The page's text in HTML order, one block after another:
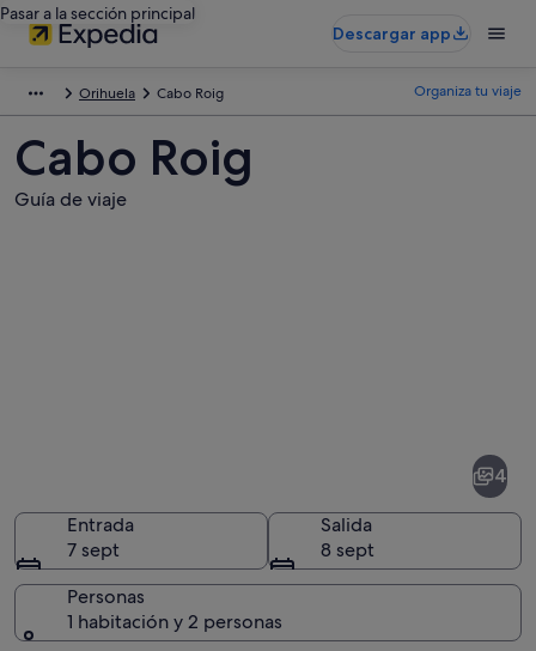
Pasar a la sección principal
Descargar app
Orihuela Cabo Roig Organiza tu viaje
Cabo Roig
Guía de viaje
4
Entrada
7 sept
Salida
8 sept
Personas
1 habitación y 2 personas